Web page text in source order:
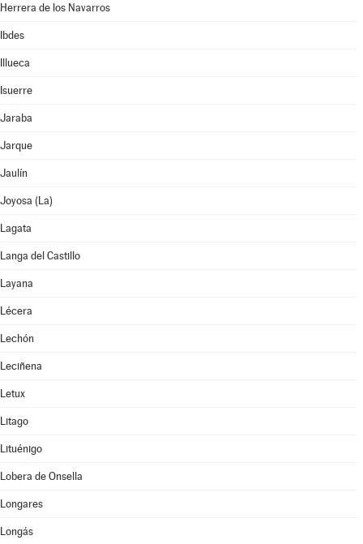
Herrera de los Navarros
Ibdes
Illueca
Isuerre
Jaraba
Jarque
Jaulín
Joyosa (La)
Lagata
Langa del Castillo
Layana
Lécera
Lechón
Leciñena
Letux
Litago
Lituénigo
Lobera de Onsella
Longares
Longás